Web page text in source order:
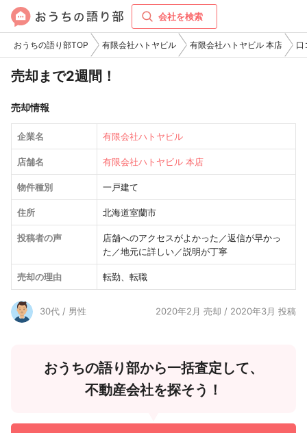
会社を検索
おうちの語り部TOP 有限会社ハトヤビル 有限会社ハトヤビル 本店 口
売却まで2週間！
売却情報
企業名 有限会社ハトヤビル
店舗名 有限会社ハトヤビル 本店
物件種別 一戸建て
住所 北海道室蘭市
投稿者の声
店舗へのアクセスがよかった／返信が早かっ
た／地元に詳しい／説明が丁寧
売却の理由 転勤、転職
30代 / 男性 2020年2月 売却 / 2020年3月 投稿
おうちの語り部から一括査定して、
不動産会社を探そう！